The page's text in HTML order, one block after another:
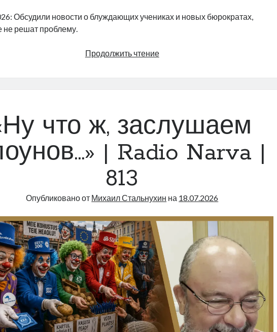
Обсудили новости о блуждающих учениках и новых бюрократах,
не решат проблему.
Продолжить чтение«Всем
814
что ж, заслушаем
| Radio Narva |
813
Опубликовано от Михаил Стальнухин на 18.07.2026